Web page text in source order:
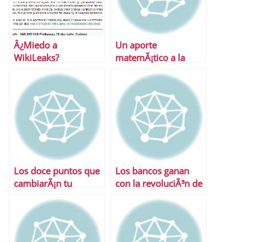
Â¿Miedo a
WikiLeaks?
Un aporte
matemÃ¡tico a la
Los doce puntos que
cambiarÃ¡n tu
reforma
Los bancos ganan
con la revoluciÃ³n de